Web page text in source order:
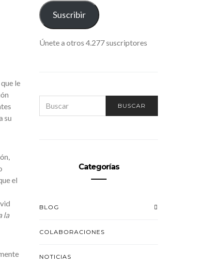
le
su
el
la
ELECTRÓNICO
Suscribir
Únete a otros 4.277 suscriptores
FOR:
BUSCAR
Categorías
BLOG
COLABORACIONES
NOTICIAS